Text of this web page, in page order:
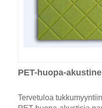
PET-huopa-
Tervetuloa